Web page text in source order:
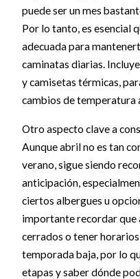
puede ser un mes
Por lo tanto, es esencial
adecuada para
caminatas diarias.
y camisetas térmicas,
cambios de temperatura
Otro aspecto clave a
Aunque abril no es tan
verano, sigue siendo
anticipación,
ciertos albergues u
importante recordar que
cerrados o tener
temporada baja, por lo
etapas y saber dónde